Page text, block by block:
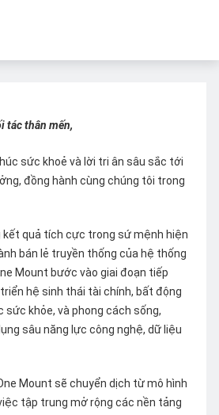
tác thân mến,
sức khoẻ và lời tri ân sâu sắc tới
đồng hành cùng chúng tôi trong
kết quả tích cực trong sứ mệnh hiện
bán lẻ truyền thống của hệ thống
Mount bước vào giai đoạn tiếp
hệ sinh thái tài chính, bất động
sức khỏe, và phong cách sống,
sâu năng lực công nghệ, dữ liệu
Mount sẽ chuyển dịch từ mô hình
tập trung mở rộng các nền tảng